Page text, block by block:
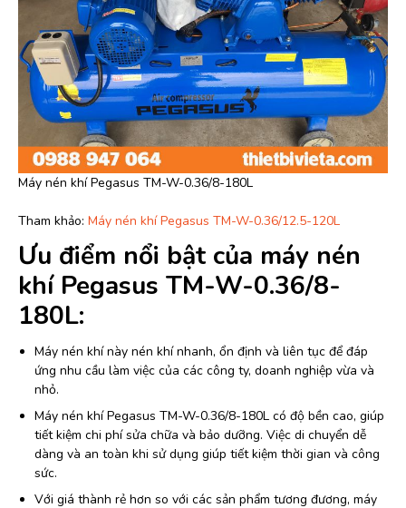
Máy nén khí Pegasus TM-W-0.36/8-180L
Tham khảo: Máy nén khí Pegasus TM-W-0.36/12.5-120L
Ưu điểm nổi bật của máy nén
khí Pegasus TM-W-0.36/8-
180L:
Máy nén khí này nén khí nhanh, ổn định và liên tục để đáp
ứng nhu cầu làm việc của các công ty, doanh nghiệp vừa và
nhỏ.
Máy nén khí Pegasus TM-W-0.36/8-180L có độ bền cao, giúp
tiết kiệm chi phí sửa chữa và bảo dưỡng. Việc di chuyển dễ
dàng và an toàn khi sử dụng giúp tiết kiệm thời gian và công
sức.
Với giá thành rẻ hơn so với các sản phẩm tương đương, máy